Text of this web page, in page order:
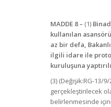
MADDE 8– (1)
kullanılan
az bir defa,
ilgili idare ile
kuruluşuna
(3) (Değişik:RG-13/
gerçekleştirilecek
belirlenmesinde